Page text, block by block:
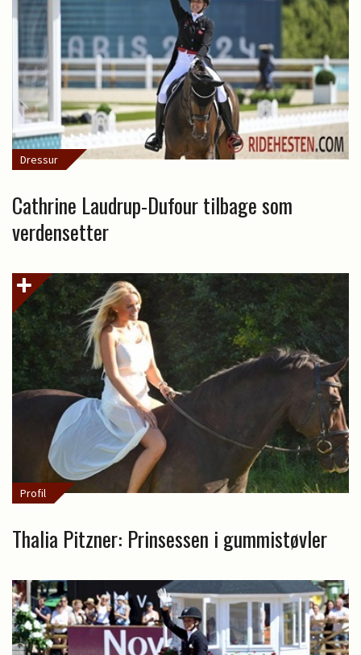
Dressur
Cathrine Laudrup-Dufour tilbage som
verdensetter
Profil
Thalia Pitzner: Prinsessen i gummistøvler